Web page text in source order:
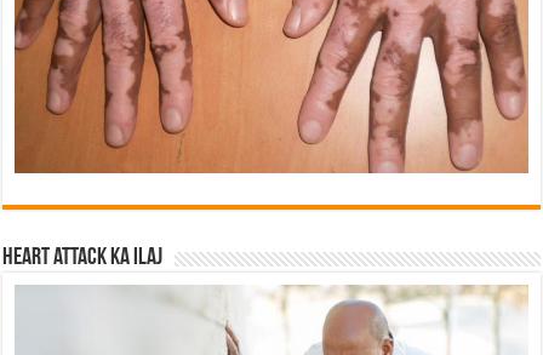
Heart attack ka ilaj